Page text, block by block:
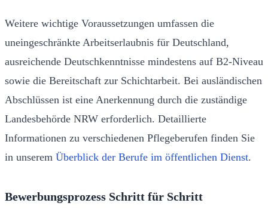
Weitere wichtige Voraussetzungen umfassen die
uneingeschränkte Arbeitserlaubnis für Deutschland,
ausreichende Deutschkenntnisse mindestens auf B2-Niveau
sowie die Bereitschaft zur Schichtarbeit. Bei ausländischen
Abschlüssen ist eine Anerkennung durch die zuständige
Landesbehörde NRW erforderlich. Detaillierte
Informationen zu verschiedenen Pflegeberufen finden Sie
in unserem Überblick der Berufe im öffentlichen Dienst.
Bewerbungsprozess Schritt für Schritt